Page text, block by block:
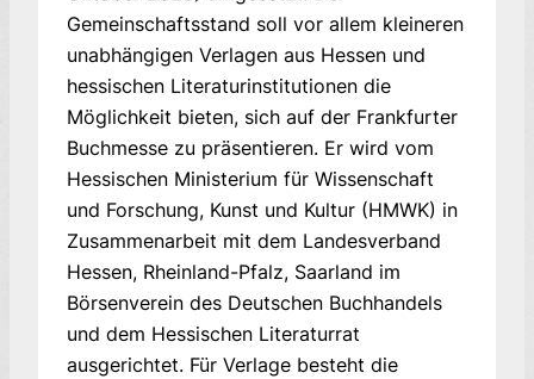
Gemeinschaftsstand soll vor allem kleineren
unabhängigen Verlagen aus Hessen und
hessischen Literaturinstitutionen die
Möglichkeit bieten, sich auf der Frankfurter
Buchmesse zu präsentieren. Er wird vom
Hessischen Ministerium für Wissenschaft
und Forschung, Kunst und Kultur (HMWK) in
Zusammenarbeit mit dem Landesverband
Hessen, Rheinland-Pfalz, Saarland im
Börsenverein des Deutschen Buchhandels
und dem Hessischen Literaturrat
ausgerichtet. Für Verlage besteht die